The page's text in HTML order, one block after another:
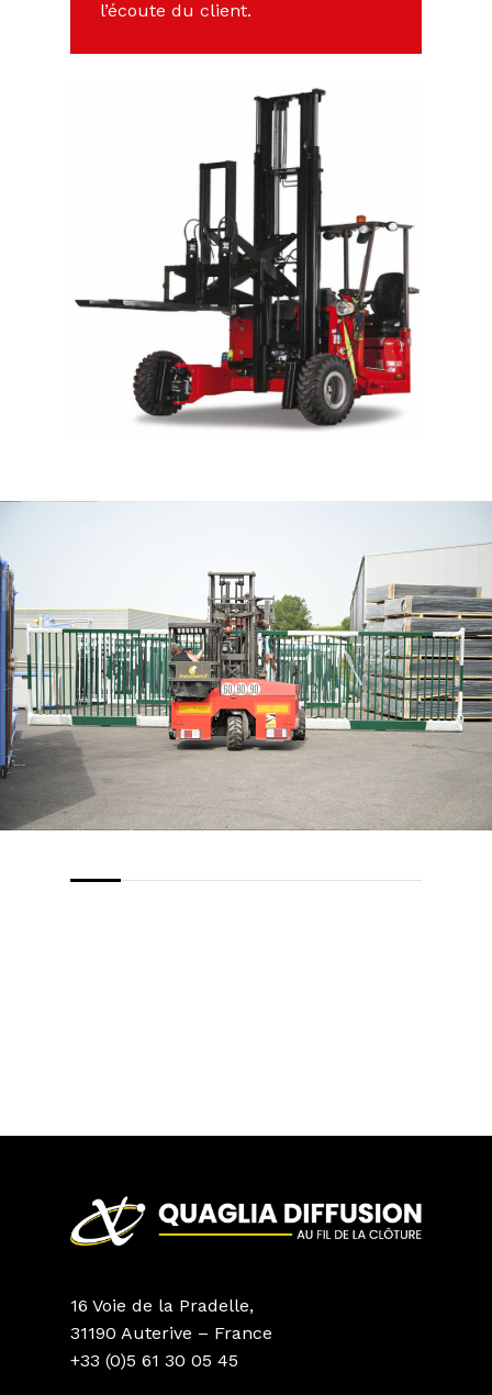
l’écoute du client.
16 Voie de la Pradelle,
31190 Auterive – France
+33 (0)5 61 30 05 45